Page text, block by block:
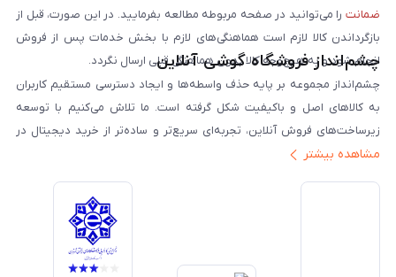
ضمانت را می‌توانید در صفحه مربوطه مطالعه بفرمایید. در این صورت، قبل از
بازگرداندن کالا لازم است هماهنگی‌های لازم با بخش خدمات پس از فروش
انجام شود و به هیچ‌وجه کالا بدون هماهنگی قبلی ارسال نگردد.
چشم‌انداز فروشگاه گوشی آنلاین
چشم‌انداز مجموعه بر پایه حذف واسطه‌ها و ایجاد دسترسی مستقیم کاربران
به کالاهای اصل و باکیفیت شکل گرفته است. ما تلاش می‌کنیم با توسعه
زیرساخت‌های فروش آنلاین، تجربه‌ای سریع‌تر و ساده‌تر از خرید دیجیتال در
ایران ارائه دهیم. تبدیل‌شدن به مرجعی قابل اعتماد برای خرید کالای دیجیتال،
خدمات و به‌روزرسانی مداوم محصولات، مسیر ما را روشن‌تر می‌کند. ما باور
داریم آینده بازار دیجیتال متعلق به کسب‌وکارهایی است که صداقت و شفافیت
را در اولویت قرار می‌دهند. گوشی آنلاین با تکیه بر تجربه و تخصص، با قدرت به
سمت تحقق این چشم‌انداز حرکت می‌کند.
مشاهده بیشتر